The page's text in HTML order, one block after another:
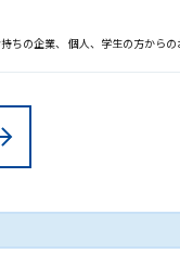
の企業、 個人、学生の方からの